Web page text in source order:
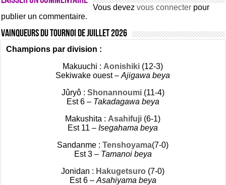
Vous devezvous connecter pour
publier un commentaire.
Vainqueurs du tournoi de Juillet 2026
Champions par division :
Makuuchi : Aonishiki (12-3)
Sekiwake ouest –Ajigawa beya
Jûryô : Shonannoumi (11-4)
Est 6 – Takadagawa beya
Makushita : Asahifuji (6-1)
Est 11 –Isegahama beya
Sandanme :Tenshoyama(7-0)
Est 3 – Tamanoi beya
Jonidan : Hakugetsuro (7-0)
Est 6 – Asahiyama beya